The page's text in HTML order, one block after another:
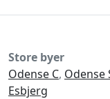
Store byer
Odense C, Odense
Esbjerg